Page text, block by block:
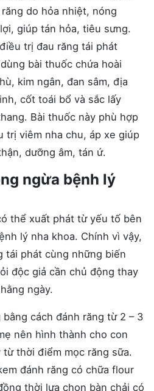
do hỏa nhiệt, nóng
giúp tán hỏa, tiêu sưng.
trị đau răng tái phát
bài thuốc chứa hoài
kim ngân, đan sâm, địa
cốt toái bổ và sắc lấy
Bài thuốc này phù hợp
trị viêm nha chu, áp xe giúp
dưỡng âm, tán ứ.
ngừa bệnh lý
thể xuất phát từ yếu tố bên
lý nha khoa. Chính vì vậy,
tái phát cùng những biến
độc giả cần chủ động thay
ngày.
cách đánh răng từ 2 – 3
nên hình thành cho con
thời điểm mọc răng sữa.
đánh răng có chữa flour
thời lựa chọn bàn chải có